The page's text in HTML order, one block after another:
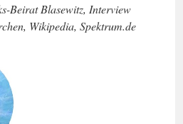
Beirat Blasewitz, Interview
Wikipedia, Spektrum.de